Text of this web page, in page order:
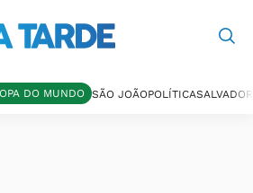
DO MUNDO SÃO JOÃOPOLÍTICASALVADOR